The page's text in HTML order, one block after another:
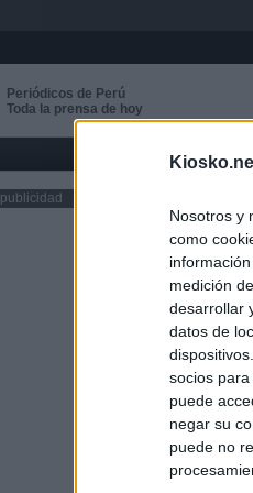
Nosotros y
como
medición
desarrollar
datos de
socios
puede
negar su
puede no
Periódicos de Perú
Toda la prensa de hoy
publicidad